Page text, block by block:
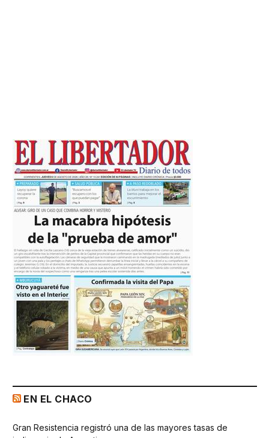
EN EL CHACO
Gran Resistencia registró una de las mayores tasas de